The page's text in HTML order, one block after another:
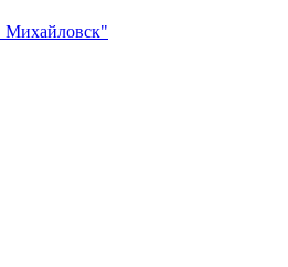
Михайловск"